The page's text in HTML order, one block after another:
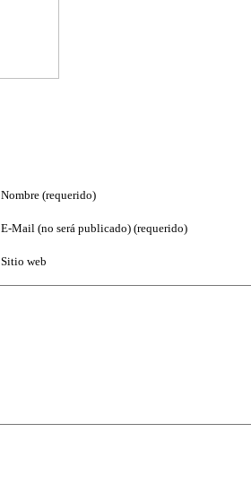
Nombre (requerido)
E-Mail (no será publicado) (requerido)
Sitio web